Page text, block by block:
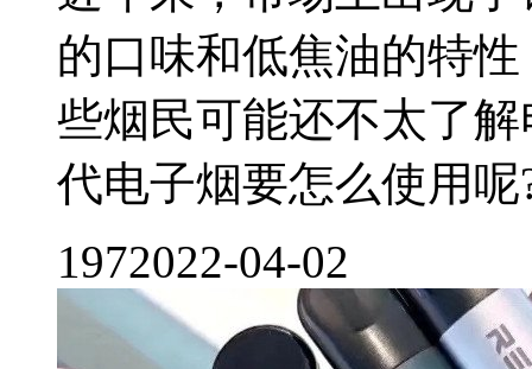
的口味和低焦油的特
些烟民可能还不太了
代电子烟要怎么使用呢
1972022-04-02